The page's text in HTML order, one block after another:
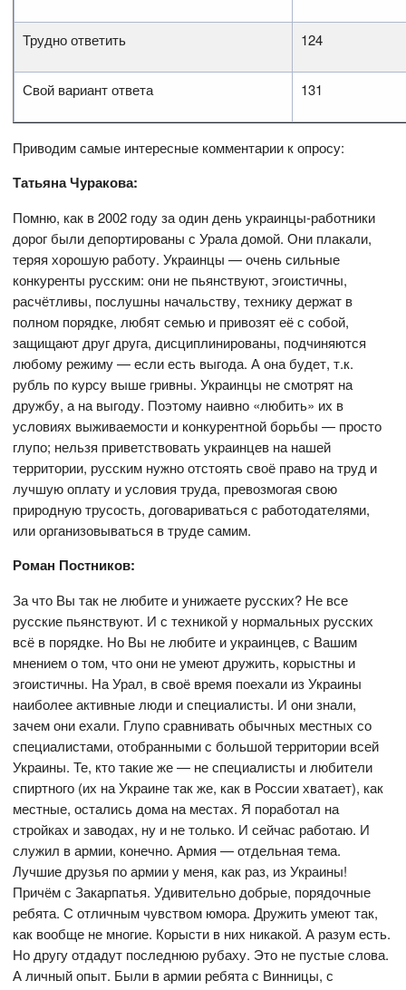
Трудно ответить 124
Свой вариант ответа 131
Приводим самые интересные комментарии к опросу:
Татьяна Чуракова:
Помню, как в 2002 году за один день украинцы-работники
дорог были депортированы с Урала домой. Они плакали,
теряя хорошую работу. Украинцы — очень сильные
конкуренты русским: они не пьянствуют, эгоистичны,
расчётливы, послушны начальству, технику держат в
полном порядке, любят семью и привозят её с собой,
защищают друг друга, дисциплинированы, подчиняются
любому режиму — если есть выгода. А она будет, т.к.
рубль по курсу выше гривны. Украинцы не смотрят на
дружбу, а на выгоду. Поэтому наивно «любить» их в
условиях выживаемости и конкурентной борьбы — просто
глупо; нельзя приветствовать украинцев на нашей
территории, русским нужно отстоять своё право на труд и
лучшую оплату и условия труда, превозмогая свою
природную трусость, договариваться с работодателями,
или организовываться в труде самим.
Роман Постников:
За что Вы так не любите и унижаете русских? Не все
русские пьянствуют. И с техникой у нормальных русских
всё в порядке. Но Вы не любите и украинцев, с Вашим
мнением о том, что они не умеют дружить, корыстны и
эгоистичны. На Урал, в своё время поехали из Украины
наиболее активные люди и специалисты. И они знали,
зачем они ехали. Глупо сравнивать обычных местных со
специалистами, отобранными с большой территории всей
Украины. Те, кто такие же — не специалисты и любители
спиртного (их на Украине так же, как в России хватает), как
местные, остались дома на местах. Я поработал на
стройках и заводах, ну и не только. И сейчас работаю. И
служил в армии, конечно. Армия — отдельная тема.
Лучшие друзья по армии у меня, как раз, из Украины!
Причём с Закарпатья. Удивительно добрые, порядочные
ребята. С отличным чувством юмора. Дружить умеют так,
как вообще не многие. Корысти в них никакой. А разум есть.
Но другу отдадут последнюю рубаху. Это не пустые слова.
А личный опыт. Были в армии ребята с Винницы, с